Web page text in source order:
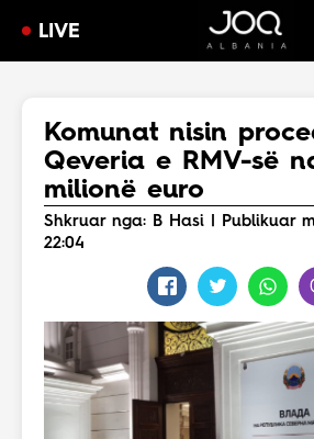
LIVE
Komunat nisin
Qeveria e RMV-së
milionë euro
Shkruar nga: B Hasi | Publikuar
22:04